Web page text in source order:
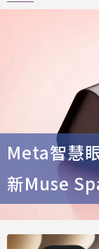
Meta智慧
新Muse
迎來華語